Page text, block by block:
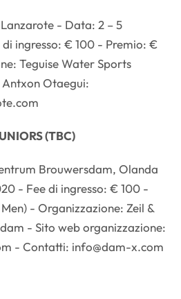
- Data: 2 – 5
ingresso: € 100 - Premio: €
Teguise Water Sports
Otaegui:
(TBC)
Brouwersdam, Olanda
- Fee di ingresso: € 100 -
- Organizzazione: Zeil &
- Sito web organizzazione:
- Contatti: info@dam-x.com